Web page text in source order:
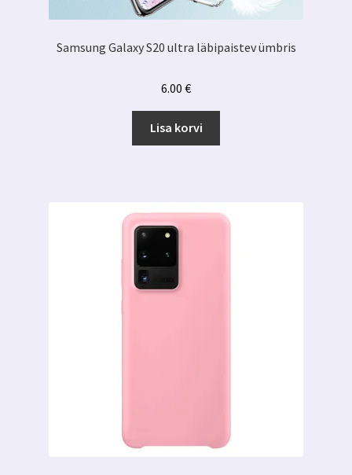
Samsung Galaxy S20 ultra läbipaistev ümbris
6.00 €
Lisa korvi